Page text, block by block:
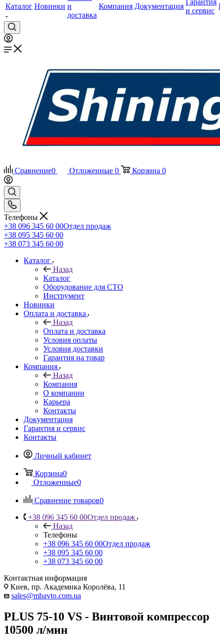
Каталог Новинки и
доставка
Компания Документация
Гарантия
и сервис
Сравнение0 Отложенные 0 Корзина 0
Телефоны
+38 096 345 60 00Отдел продаж
+38 095 345 60 00
+38 073 345 60 00
Каталог
Назад
Каталог
Оборудование для СТО
Инструмент
Новинки
Оплата и доставка
Назад
Оплата и доставка
Условия оплаты
Условия доставки
Гарантия на товар
Компания
Назад
Компания
О компании
Карьера
Контакты
Документация
Гарантия и сервис
Контакты
Личный кабинет
Корзина0
Отложенные0
Сравнение товаров0
+38 096 345 60 00Отдел продаж
Назад
Телефоны
+38 096 345 60 00Отдел продаж
+38 095 345 60 00
+38 073 345 60 00
Контактная информация
Киев, пр. Академика Королёва, 11
sales@mbavto.com.ua
PLUS 75-10 VS - Винтовой компрессор
10500 л/мин